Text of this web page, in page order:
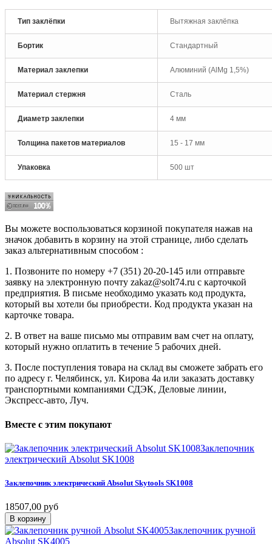
Тип заклёпки Вытяжная заклёпка
Бортик Стандартный
Материал заклепки Алюминий (AlMg 1,5%)
Материал стержня Сталь
Диаметр заклепки 4 мм
Толщина пакетов материалов 15 - 17 мм
Упаковка 500 шт
Вы можете воспользоваться корзиной покупателя нажав на
значок добавить в корзину на этой странице, либо сделать
заказ альтернативным способом :
1. Позвоните по номеру +7 (351) 20-20-145 или отправьте
заявку на электронную почту zakaz@solt74.ru с карточкой
предприятия. В письме необходимо указать код продукта,
который вы хотели бы приобрести. Код продукта указан на
карточке товара.
2. В ответ на ваше письмо мы отправим вам счет на оплату,
который нужно оплатить в течение 5 рабочих дней.
3. После поступления товара на склад вы сможете забрать его
по адресу г. Челябинск, ул. Кирова 4а или заказать доставку
транспортными компаниями СДЭК, Деловые линии,
Экспресс-авто, Луч.
Вместе с этим покупают
Заклепочник
электрический Absolut SK1008
Заклепочник электрический Absolut Skytools SK1008
18507,00 руб
В корзину
Заклепочник ручной
Absolut SK4005